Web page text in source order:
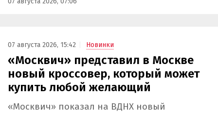
07 августа 2026, 15:42 Новинки
«Москвич» представил в Москве
новый кроссовер, который может
купить любой желающий
«Москвич» показал на ВДНХ новый